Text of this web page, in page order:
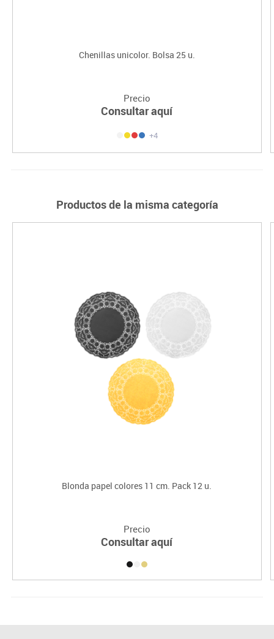
Chenillas unicolor. Bolsa 25 u.
Precio
Consultar aquí
+4
Productos de la misma categoría
Blonda papel colores 11 cm. Pack 12 u.
Precio
Consultar aquí